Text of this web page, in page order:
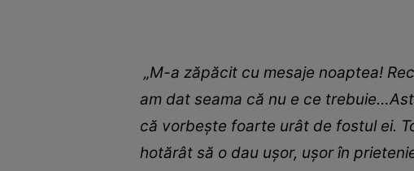
„M-a zăpăcit cu mesaje noaptea!
am dat seama că nu e ce
că vorbește foarte urât de fostul ei.
hotărât să o dau ușor, ușor în